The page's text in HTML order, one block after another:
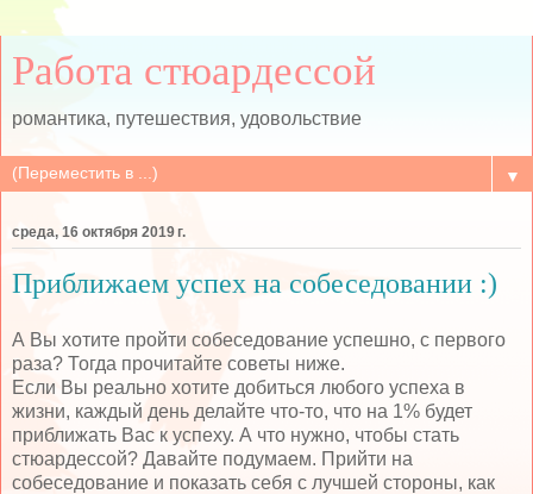
Работа стюардессой
романтика, путешествия, удовольствие
▼
среда, 16 октября 2019 г.
Приближаем успех на собеседовании :)
А Вы хотите пройти собеседование успешно, с первого
раза? Тогда прочитайте советы ниже.
Если Вы реально хотите добиться любого успеха в
жизни, каждый день делайте что-то, что на 1% будет
приближать Вас к успеху. А что нужно, чтобы стать
стюардессой? Давайте подумаем. Прийти на
собеседование и показать себя с лучшей стороны, как